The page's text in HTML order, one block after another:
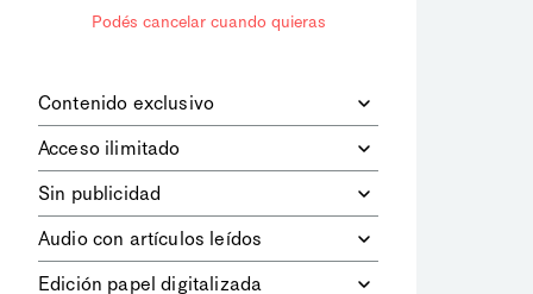
Podés cancelar cuando quieras
Contenido exclusivo
digitales dela diaria
los contenidos de Le Monde
diplomatique.
Acceso ilimitado
contenidos.
Sin publicidad
publicitarios.
Audio con artículos leídos
Edición papel digitalizada